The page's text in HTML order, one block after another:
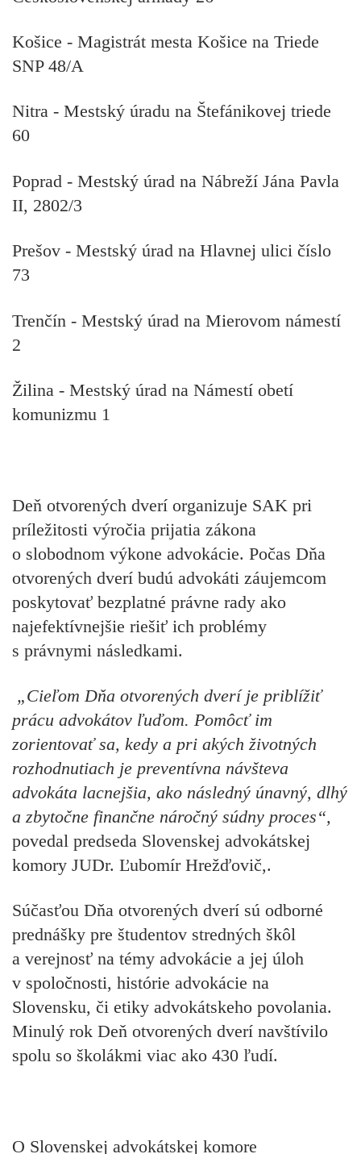
Košice - Magistrát mesta Košice na Triede
SNP 48/A
Nitra - Mestský úradu na Štefánikovej triede
60
Poprad - Mestský úrad na Nábreží Jána Pavla
II, 2802/3
Prešov - Mestský úrad na Hlavnej ulici číslo
73
Trenčín - Mestský úrad na Mierovom námestí
2
Žilina - Mestský úrad na Námestí obetí
komunizmu 1
Deň otvorených dverí organizuje SAK pri
príležitosti výročia prijatia zákona
o slobodnom výkone advokácie. Počas Dňa
otvorených dverí budú advokáti záujemcom
poskytovať bezplatné právne rady ako
najefektívnejšie riešiť ich problémy
s právnymi následkami.
„Cieľom Dňa otvorených dverí je priblížiť
prácu advokátov ľuďom. Pomôcť im
zorientovať sa, kedy a pri akých životných
rozhodnutiach je preventívna návšteva
advokáta lacnejšia, ako následný únavný, dlhý
a zbytočne finančne náročný súdny proces“,
povedal predseda Slovenskej advokátskej
komory JUDr. Ľubomír Hrežďovič,.
Súčasťou Dňa otvorených dverí sú odborné
prednášky pre študentov stredných škôl
a verejnosť na témy advokácie a jej úloh
v spoločnosti, histórie advokácie na
Slovensku, či etiky advokátskeho povolania.
Minulý rok Deň otvorených dverí navštívilo
spolu so školákmi viac ako 430 ľudí.
O Slovenskej advokátskej komore